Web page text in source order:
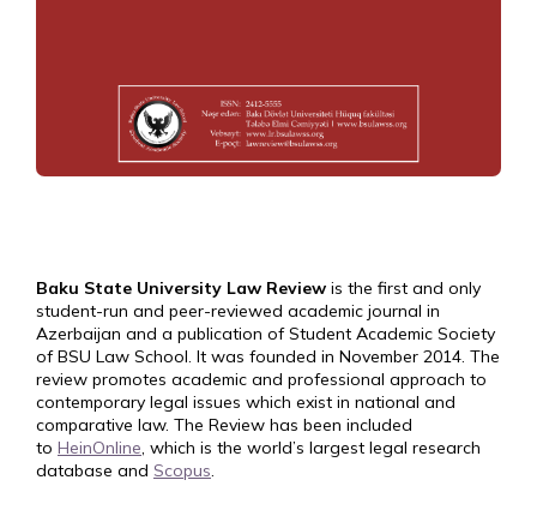
Baku State University Law Review is the first and only
student-run and peer-reviewed academic journal in
Azerbaijan and a publication of Student Academic Society
of BSU Law School. It was founded in November 2014. The
review promotes academic and professional approach to
contemporary legal issues which exist in national and
comparative law. The Review has been included
to HeinOnline, which is the world’s largest legal research
database and Scopus.